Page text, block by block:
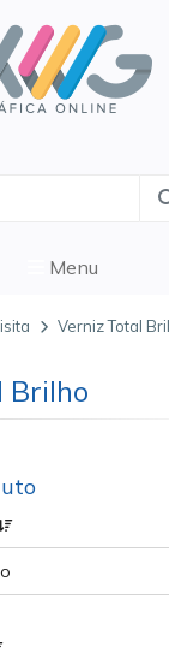
Menu
Verniz Total
Brilho